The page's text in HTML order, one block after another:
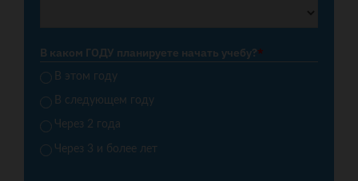
В каком ГОДУ планируете начать учебу?*
В этом году
В следующем году
Через 2 года
Через 3 и более лет